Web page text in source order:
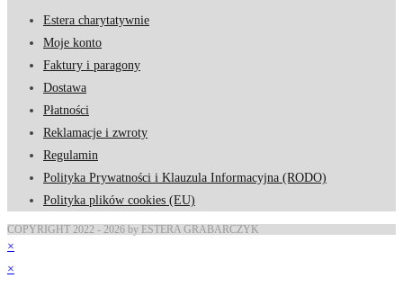
Estera charytatywnie
Moje konto
Faktury i paragony
Dostawa
Płatności
Reklamacje i zwroty
Regulamin
Polityka Prywatności i Klauzula Informacyjna (RODO)
Polityka plików cookies (EU)
COPYRIGHT 2022 - 2026 by ESTERA GRABARCZYK
×
×